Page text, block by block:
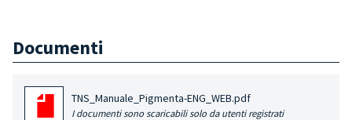
Documenti
TNS_Manuale_Pigmenta-ENG_WEB.pdf
I documenti sono scaricabili solo da utenti registrati